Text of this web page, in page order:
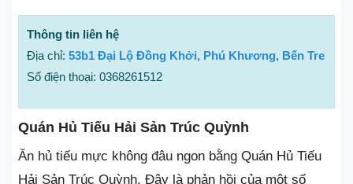
Thông tin liên hệ
Địa chỉ: 53b1 Đại Lộ Đồng Khởi, Phú Khương, Bến Tre
Số điện thoại: 0368261512
Quán Hủ Tiếu Hải Sản Trúc Quỳnh
Ăn hủ tiếu mực không đâu ngon bằng Quán Hủ Tiếu
Hải Sản Trúc Quỳnh. Đây là phản hồi của một số